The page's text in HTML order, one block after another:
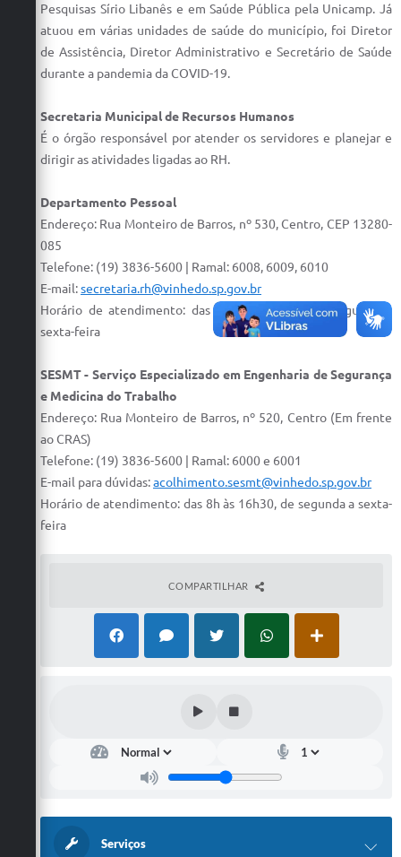
Carta de Serviços
Arquivos para Download
Contas Públicas
Legislação
Links Úteis
Serviços Online
Pesquisas Sírio Libanês e em Saúde Pública pela Unicamp. Já
atuou em várias unidades de saúde do município, foi Diretor
de Assistência, Diretor Administrativo e Secretário de Saúde
durante a pandemia da COVID-19.
Secretaria Municipal de Recursos Humanos
É o órgão responsável por atender os servidores e planejar e
dirigir as atividades ligadas ao RH.
Departamento Pessoal
Endereço: Rua Monteiro de Barros, nº 530, Centro, CEP 13280-
085
Telefone: (19) 3836-5600 | Ramal: 6008, 6009, 6010
E-mail:secretaria.rh@vinhedo.sp.gov.br
Horário de atendimento: das 7h30 às 16h30, de segunda a
sexta-feira
SESMT - Serviço Especializado em Engenharia de Segurança
e Medicina do Trabalho
Endereço: Rua Monteiro de Barros, nº 520, Centro (Em frente
ao CRAS)
Telefone: (19) 3836-5600 | Ramal: 6000 e 6001
E-mail para dúvidas:acolhimento.sesmt@vinhedo.sp.gov.br
Horário de atendimento: das 8h às 16h30, de segunda a sexta-
feira
COMPARTILHAR
Serviços